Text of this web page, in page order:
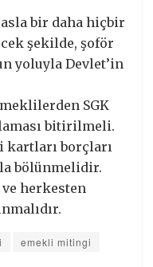
bir daha hiçbir
şekilde, şoför
yoluyla Devlet’in
SGK
bitirilmeli.
borçları
bölünmelidir.
herkesten
emekli mitingi